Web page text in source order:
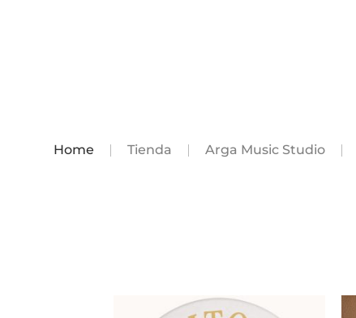
Home Tienda Arga Music Studio